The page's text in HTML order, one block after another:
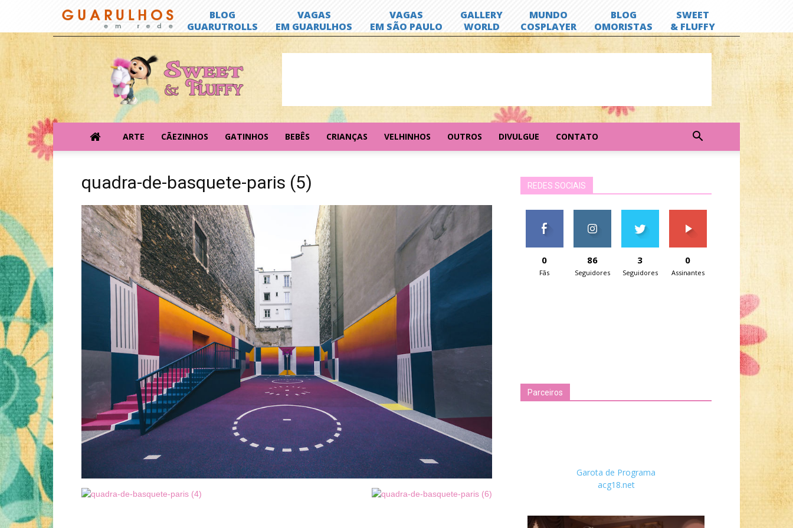
Sweet
&
Fluffy
ARTE CÃEZINHOS GATINHOS BEBÊS CRIANÇAS VELHINHOS OUTROS DIVULGUE CONTATO
quadra-de-basquete-paris (5) REDES SOCIAIS
0
Fãs
86
Seguidores
3
Seguidores
0
Assinantes
Parceiros
Garota de Programa
acg18.net